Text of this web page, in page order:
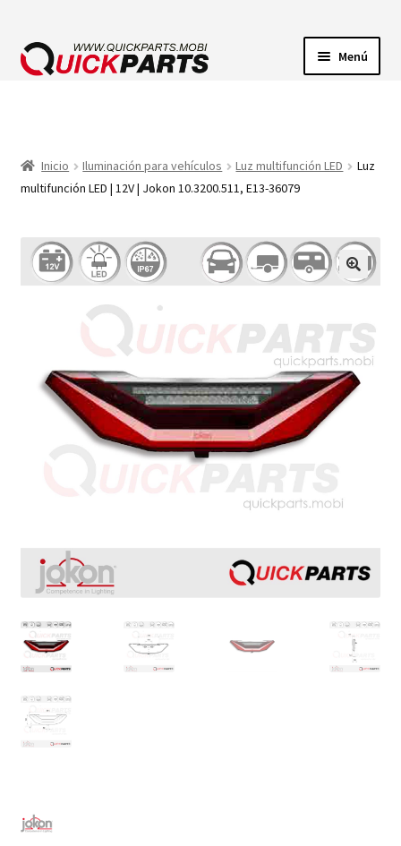
Menú
CLAXONES
Inicio Iluminación para vehículos Luz multifunción LED
Luz
multifunción LED | 12V | Jokon 10.3200.511, E13-36079